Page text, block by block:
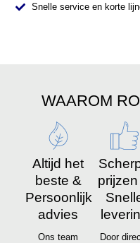
Snelle service en korte
WAAROM
Altijd het
beste &
Persoonlijk
advies
Ons team
Door